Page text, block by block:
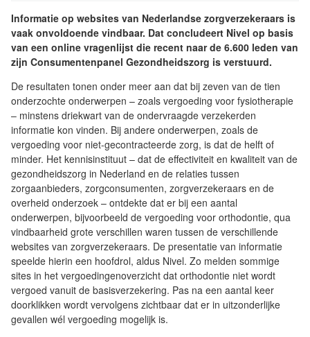
Informatie op websites van Nederlandse zorgverzekeraars is
vaak onvoldoende vindbaar. Dat concludeert Nivel op basis
van een online vragenlijst die recent naar de 6.600 leden van
zijn Consumentenpanel Gezondheidszorg is verstuurd.
De resultaten tonen onder meer aan dat bij zeven van de tien
onderzochte onderwerpen – zoals vergoeding voor fysiotherapie
– minstens driekwart van de ondervraagde verzekerden
informatie kon vinden. Bij andere onderwerpen, zoals de
vergoeding voor niet-gecontracteerde zorg, is dat de helft of
minder. Het kennisinstituut – dat de effectiviteit en kwaliteit van de
gezondheidszorg in Nederland en de relaties tussen
zorgaanbieders, zorgconsumenten, zorgverzekeraars en de
overheid onderzoek – ontdekte dat er bij een aantal
onderwerpen, bijvoorbeeld de vergoeding voor orthodontie, qua
vindbaarheid grote verschillen waren tussen de verschillende
websites van zorgverzekeraars. De presentatie van informatie
speelde hierin een hoofdrol, aldus Nivel. Zo melden sommige
sites in het vergoedingenoverzicht dat orthodontie niet wordt
vergoed vanuit de basisverzekering. Pas na een aantal keer
doorklikken wordt vervolgens zichtbaar dat er in uitzonderlijke
gevallen wél vergoeding mogelijk is.